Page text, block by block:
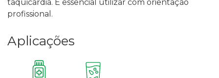
taquicardia. É essencial utilizar com orientação
profissional.
Aplicações